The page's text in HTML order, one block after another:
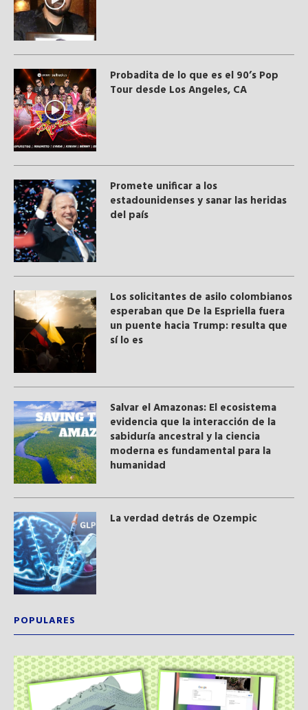
Probadita de lo que es el 90’s Pop
Tour desde Los Angeles, CA
Promete unificar a los
estadounidenses y sanar las heridas
del país
Los solicitantes de asilo colombianos
esperaban que De la Espriella fuera
un puente hacia Trump: resulta que
sí lo es
Salvar el Amazonas: El ecosistema
evidencia que la interacción de la
sabiduría ancestral y ​la ciencia
moderna​ es fundamental para la
humanidad
La verdad detrás de Ozempic
POPULARES